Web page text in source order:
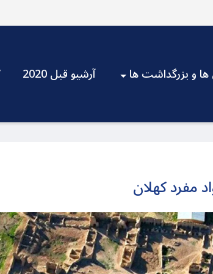
آرشیو قبل 2020 و بزرگداشت ها
مفرد کهلان